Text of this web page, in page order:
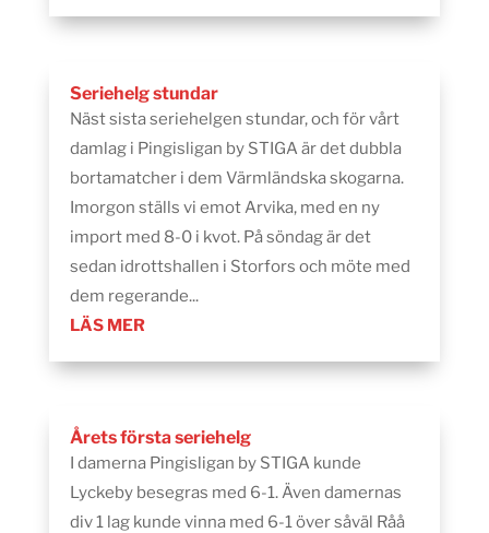
Seriehelg stundar
Näst sista seriehelgen stundar, och för vårt
damlag i Pingisligan by STIGA är det dubbla
bortamatcher i dem Värmländska skogarna.
Imorgon ställs vi emot Arvika, med en ny
import med 8-0 i kvot. På söndag är det
sedan idrottshallen i Storfors och möte med
dem regerande...
LÄS MER
Årets första seriehelg
I damerna Pingisligan by STIGA kunde
Lyckeby besegras med 6-1. Även damernas
div 1 lag kunde vinna med 6-1 över såväl Råå